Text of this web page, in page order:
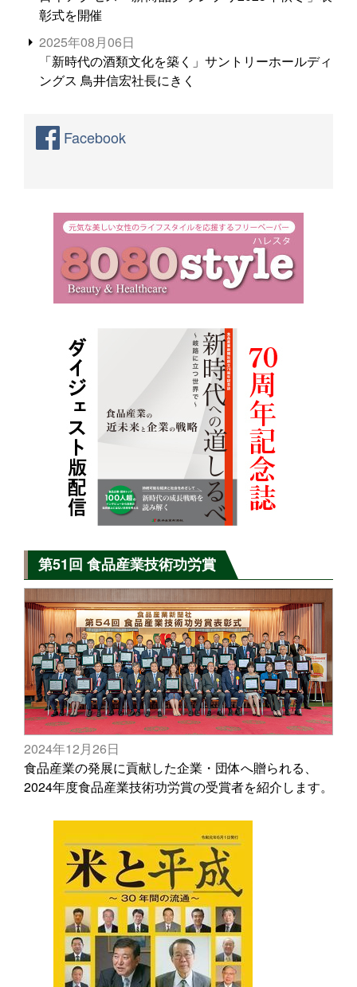
彰式を開催
2025年08月06日
「新時代の酒類文化を築く」サントリーホールディ
ングス 鳥井信宏社長にきく
Facebook
第51回 食品産業技術功労賞
2024年12月26日
食品産業の発展に貢献した企業・団体へ贈られる、
2024年度食品産業技術功労賞の受賞者を紹介します。